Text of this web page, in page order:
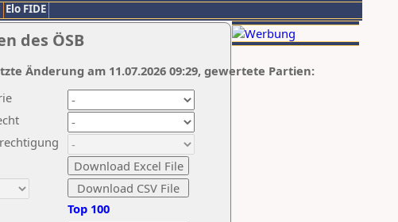
Elo FIDE
des ÖSB
Top 100
Änderung am 11.07.2026 09:29, gewertete Partien: